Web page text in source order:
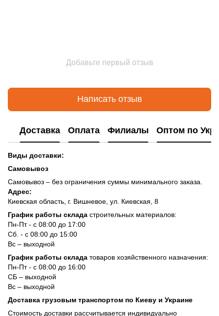
Добавьте первый отзыв
Написать отзыв
Доставка Оплата Филиалы Оптом по
Виды доставки:
Самовывоз
Самовывоз – без ограничения суммы минимального заказа.
Адрес:
Киевская область, г. Вишневое, ул. Киевская, 8
График работы склада строительных материалов:
Пн-Пт - с 08:00 до 17:00
Сб. - с 08:00 до 15:00
Вс – выходной
График работы склада товаров хозяйственного назначения:
Пн-Пт - с 08:00 до 16:00
СБ – выходной
Вс – выходной
Доставка грузовым транспортом по Киеву и Украине
Стоимость доставки рассчитывается индивидуально